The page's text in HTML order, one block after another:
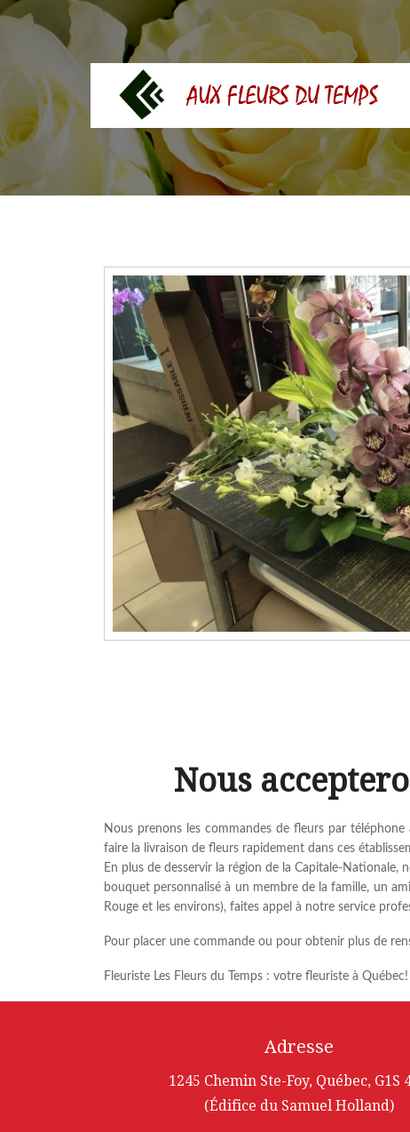
Nous
Nous prenons les commandes de fleurs par
faire la livraison de fleurs rapidement dans ces
En plus de desservir la région de la Capitale-
bouquet personnalisé à un membre de la famille, un
Rouge et les environs), faites appel à notre service
Pour placer une commande ou pour obtenir plus de
Fleuriste Les Fleurs du Temps : votre fleuriste à Québec!
Adresse
1245 Chemin Ste-Foy, Québec, G1S
(Édifice du Samuel Holland)